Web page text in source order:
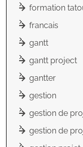
formation
francais
gantt
gantt project
gantter
gestion
gestion de
gestion de